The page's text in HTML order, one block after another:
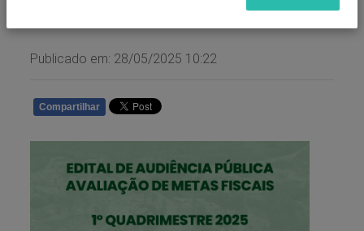
Publicado em: 28/05/2025 10:22
Compartilhar